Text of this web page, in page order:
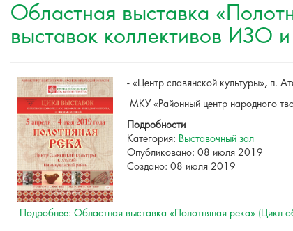
Областная выставка
выставок коллективов ИЗО
- «Центр славянской культуры»,п.
МКУ «Районный центр народного
Подробности
Категория: Выставочный зал
Опубликовано: 08 июля 2019
Создано: 08 июля 2019
Подробнее: Областная выставка «Полотняная река»